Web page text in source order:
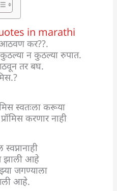
in marathi
कर??.
न कुठल्या रुपात.
तर बघ.
स्वतःला करूया
करणार नाही
झाली आहे
जगण्याला
आहे.